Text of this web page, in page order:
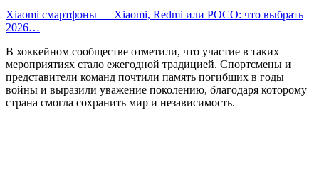
Xiaomi смартфоны — Xiaomi, Redmi или POCO: что выбрать
2026…
В хоккейном сообществе отметили, что участие в таких
мероприятиях стало ежегодной традицией. Спортсмены и
представители команд почтили память погибших в годы
войны и выразили уважение поколению, благодаря которому
страна смогла сохранить мир и независимость.